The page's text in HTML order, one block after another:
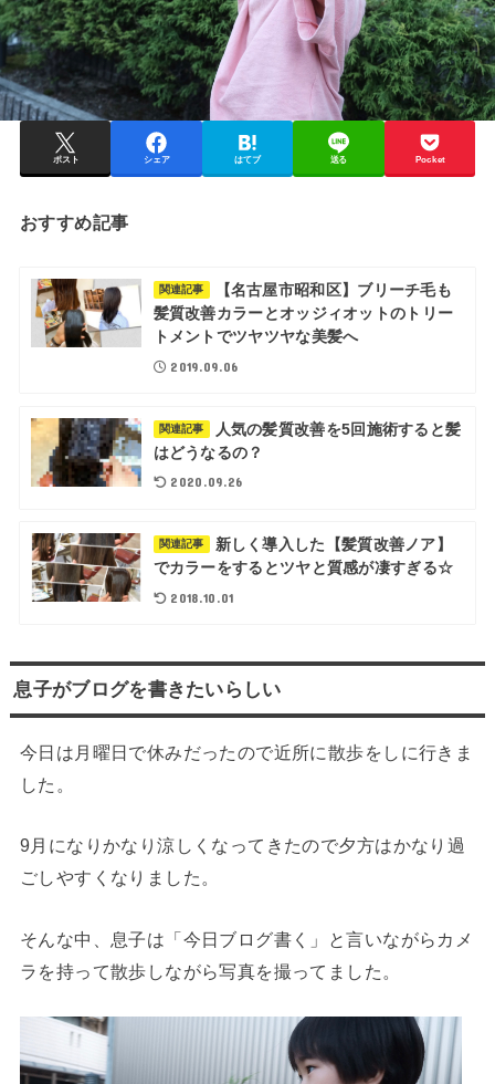
ポスト シェア はてブ 送る Pocket
おすすめ記事
関連記事
【名古屋市昭和区】ブリーチ毛も
髪質改善カラーとオッジィオットのトリー
トメントでツヤツヤな美髪へ
2019.09.06
関連記事
人気の髪質改善を5回施術すると髪
はどうなるの？
2020.09.26
関連記事
新しく導入した【髪質改善ノア】
でカラーをするとツヤと質感が凄すぎる☆
2018.10.01
息子がブログを書きたいらしい
今日は月曜日で休みだったので近所に散歩をしに行きま
した。
9月になりかなり涼しくなってきたので夕方はかなり過
ごしやすくなりました。
そんな中、息子は「今日ブログ書く」と言いながらカメ
ラを持って散歩しながら写真を撮ってました。